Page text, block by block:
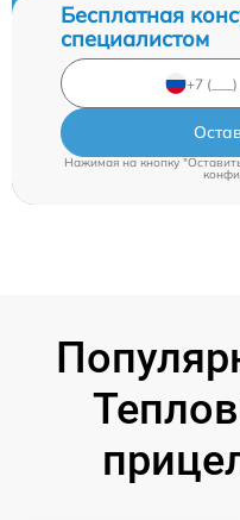
Бесплатная
специалистом
Нажимая на кнопку